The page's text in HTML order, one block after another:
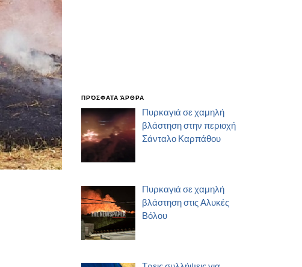
ΠΡΌΣΦΑΤΑ ΆΡΘΡΑ
Πυρκαγιά σε χαμηλή
βλάστηση στην περιοχή
Σάνταλο Καρπάθου
Πυρκαγιά σε χαμηλή
βλάστηση στις Αλυκές
Βόλου